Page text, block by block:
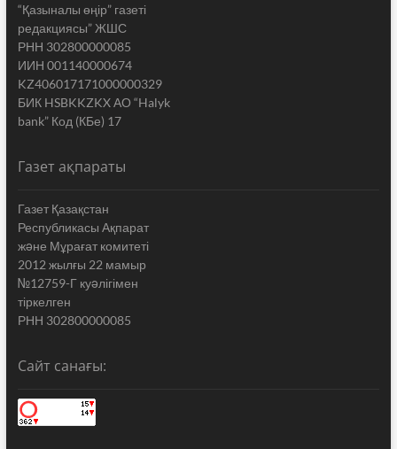
“Қазыналы өңір” газеті
редакциясы” ЖШС
РНН 302800000085
ИИН 001140000674
KZ406017171000000329
БИК HSBKKZKX АО “Halyk
bank” Код (КБе) 17
Газет ақпараты
Газет Қазақстан
Республикасы Ақпарат
жəне Мұрағат комитеті
2012 жылғы 22 мамыр
№12759-Г куəлігімен
тіркелген
РНН 302800000085
Сайт санағы: